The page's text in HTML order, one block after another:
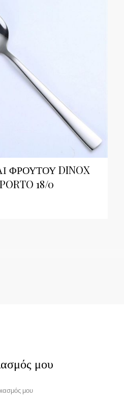
ΦΡΟΥΤΟΥ DINOX
PORTO 18/0
μου
μου